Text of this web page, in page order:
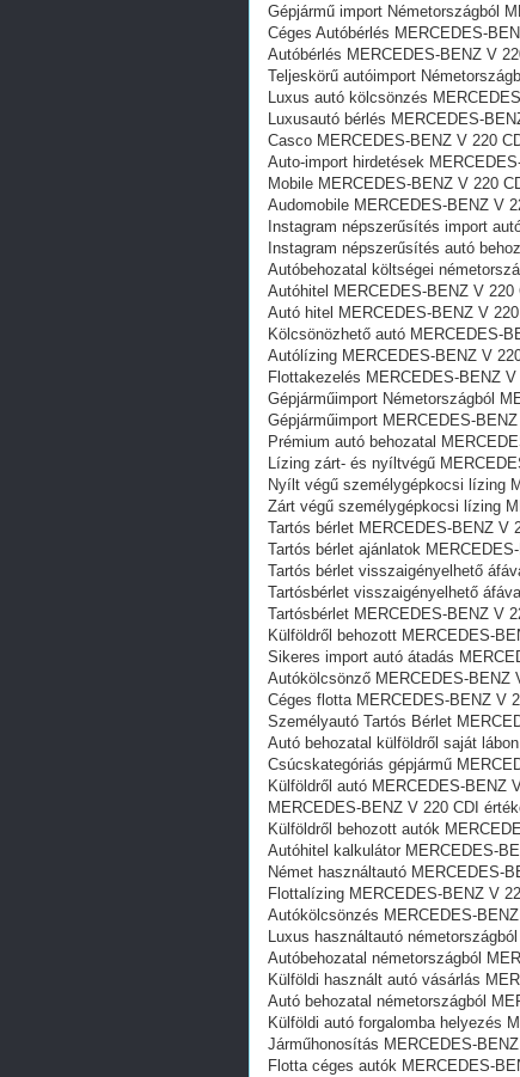
Gépjármű import Németországból
Céges Autóbérlés MERCEDES-
Autóbérlés MERCEDES-BENZ V
Teljeskörű autóimport
Luxus autó kölcsönzés
Luxusautó bérlés MERCEDES-
Casco MERCEDES-BENZ V 220
Auto-import hirdetések
Mobile MERCEDES-BENZ V 220
Audomobile MERCEDES-BENZ V
Instagram népszerűsítés import
Instagram népszerűsítés autó
Autóbehozatal költségei
Autóhitel MERCEDES-BENZ V 220
Autó hitel MERCEDES-BENZ V
Kölcsönözhető autó MERCEDES-
Autólízing MERCEDES-BENZ V
Flottakezelés MERCEDES-BENZ
Gépjárműimport Németországból
Gépjárműimport MERCEDES-
Prémium autó behozatal
Lízing zárt- és nyíltvégű
Nyílt végű személygépkocsi lízing
Zárt végű személygépkocsi lízing
Tartós bérlet MERCEDES-BENZ V
Tartós bérlet ajánlatok
Tartós bérlet visszaigényelhető
Tartósbérlet visszaigényelhető
Tartósbérlet MERCEDES-BENZ V
Külföldről behozott MERCEDES-
Sikeres import autó átadás
Autókölcsönző MERCEDES-BENZ
Céges flotta MERCEDES-BENZ V
Személyautó Tartós Bérlet
Autó behozatal külföldről saját
Csúcskategóriás gépjármű
Külföldről autó MERCEDES-BENZ
MERCEDES-BENZ V 220 CDI
Külföldről behozott autók
Autóhitel kalkulátor MERCEDES-
Német használtautó MERCEDES-
Flottalízing MERCEDES-BENZ V
Autókölcsönzés MERCEDES-
Luxus használtautó
Autóbehozatal németországból
Külföldi használt autó vásárlás
Autó behozatal németországból
Külföldi autó forgalomba helyezés
Járműhonosítás MERCEDES-
Flotta céges autók MERCEDES-